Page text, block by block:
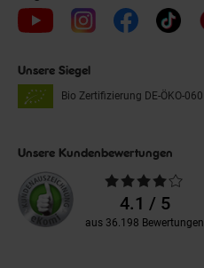
Unsere Siegel
Bio Zertifizierung DE-ÖKO-060
Unsere Kundenbewertungen
Durchschnittliche
Bewertungen4.1 / 5
aus 36.198 Bewertungen